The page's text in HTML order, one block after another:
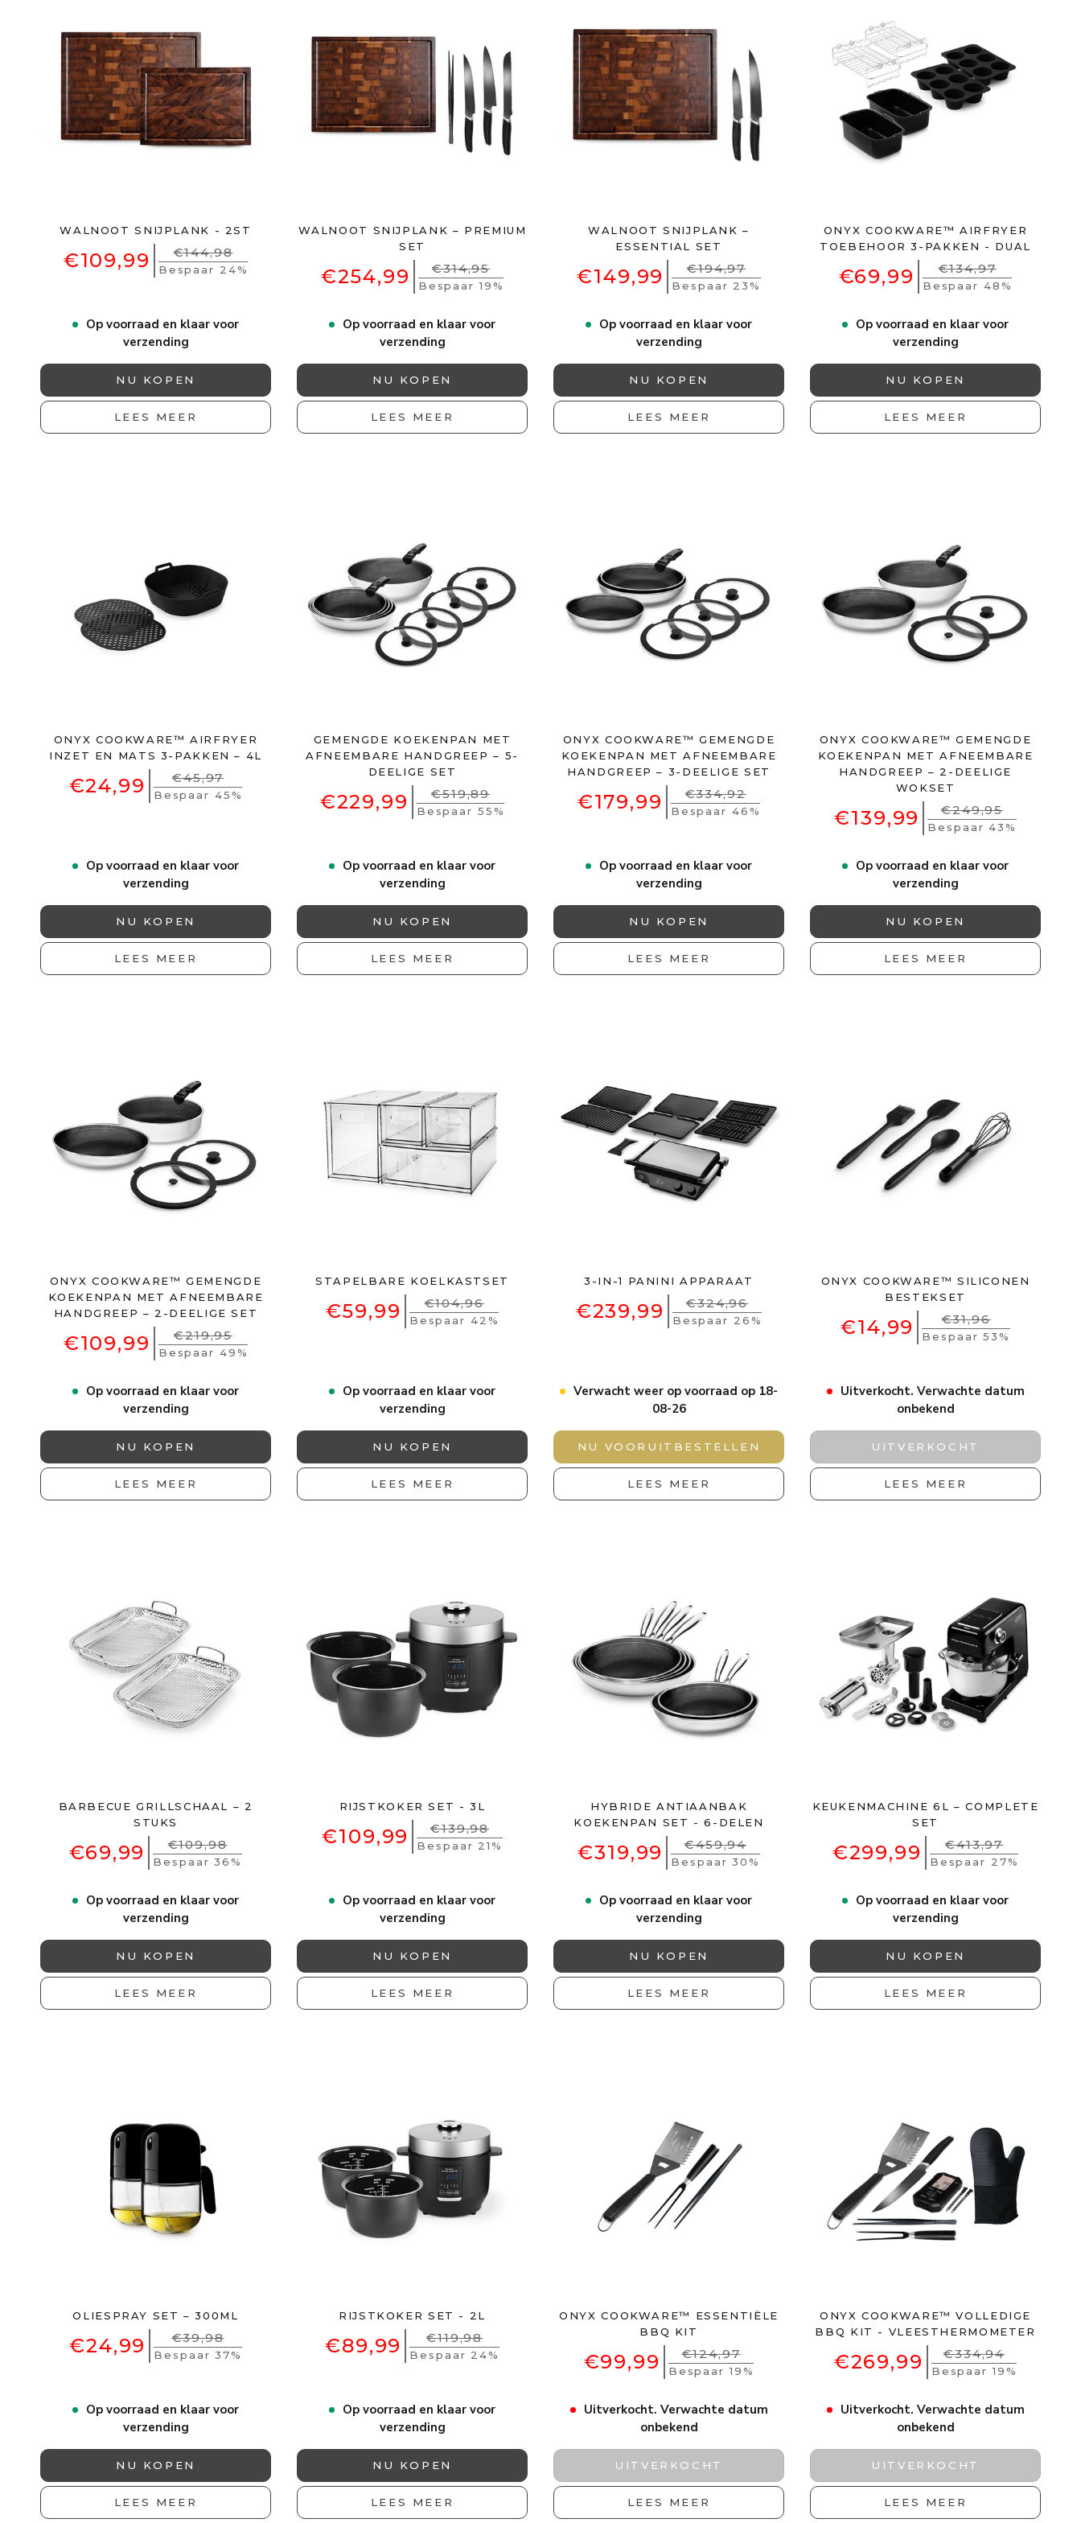
WALNOOT SNIJPLANK - 2ST
€109,99 €144,98
Bespaar 24%
Op voorraad en klaar voor
verzending
NU KOPEN
LEES MEER
WALNOOT SNIJPLANK – PREMIUM
SET
€254,99 €314,95
Bespaar 19%
Op voorraad en klaar voor
verzending
NU KOPEN
LEES MEER
WALNOOT SNIJPLANK –
ESSENTIAL SET
€149,99 €194,97
Bespaar 23%
Op voorraad en klaar voor
verzending
NU KOPEN
LEES MEER
ONYX COOKWARE™ AIRFRYER
TOEBEHOOR 3-PAKKEN - DUAL
€69,99 €134,97
Bespaar 48%
Op voorraad en klaar voor
verzending
NU KOPEN
LEES MEER
ONYX COOKWARE™ AIRFRYER
INZET EN MATS 3-PAKKEN – 4L
€24,99 €45,97
Bespaar 45%
Op voorraad en klaar voor
verzending
NU KOPEN
LEES MEER
GEMENGDE KOEKENPAN MET
AFNEEMBARE HANDGREEP – 5-
DEELIGE SET
€229,99 €519,89
Bespaar 55%
Op voorraad en klaar voor
verzending
NU KOPEN
LEES MEER
ONYX COOKWARE™ GEMENGDE
KOEKENPAN MET AFNEEMBARE
HANDGREEP – 3-DEELIGE SET
€179,99 €334,92
Bespaar 46%
Op voorraad en klaar voor
verzending
NU KOPEN
LEES MEER
ONYX COOKWARE™ GEMENGDE
KOEKENPAN MET AFNEEMBARE
HANDGREEP – 2-DEELIGE
WOKSET
€139,99 €249,95
Bespaar 43%
Op voorraad en klaar voor
verzending
NU KOPEN
LEES MEER
ONYX COOKWARE™ GEMENGDE
KOEKENPAN MET AFNEEMBARE
HANDGREEP – 2-DEELIGE SET
€109,99 €219,95
Bespaar 49%
Op voorraad en klaar voor
verzending
NU KOPEN
LEES MEER
STAPELBARE KOELKASTSET
€59,99 €104,96
Bespaar 42%
Op voorraad en klaar voor
verzending
NU KOPEN
LEES MEER
3-IN-1 PANINI APPARAAT
€239,99 €324,96
Bespaar 26%
Verwacht weer op voorraad op 18-
08-26
NU VOORUITBESTELLEN
LEES MEER
ONYX COOKWARE™ SILICONEN
BESTEKSET
€14,99 €31,96
Bespaar 53%
Uitverkocht. Verwachte datum
onbekend
UITVERKOCHT
LEES MEER
BARBECUE GRILLSCHAAL – 2
STUKS
€69,99 €109,98
Bespaar 36%
Op voorraad en klaar voor
verzending
NU KOPEN
LEES MEER
RIJSTKOKER SET - 3L
€109,99 €139,98
Bespaar 21%
Op voorraad en klaar voor
verzending
NU KOPEN
LEES MEER
HYBRIDE ANTIAANBAK
KOEKENPAN SET - 6-DELEN
€319,99 €459,94
Bespaar 30%
Op voorraad en klaar voor
verzending
NU KOPEN
LEES MEER
KEUKENMACHINE 6L – COMPLETE
SET
€299,99 €413,97
Bespaar 27%
Op voorraad en klaar voor
verzending
NU KOPEN
LEES MEER
OLIESPRAY SET – 300ML
€24,99 €39,98
Bespaar 37%
Op voorraad en klaar voor
verzending
NU KOPEN
LEES MEER
RIJSTKOKER SET - 2L
€89,99 €119,98
Bespaar 24%
Op voorraad en klaar voor
verzending
NU KOPEN
LEES MEER
ONYX COOKWARE™ ESSENTIËLE
BBQ KIT
€99,99 €124,97
Bespaar 19%
Uitverkocht. Verwachte datum
onbekend
UITVERKOCHT
LEES MEER
ONYX COOKWARE™ VOLLEDIGE
BBQ KIT - VLEESTHERMOMETER
€269,99 €334,94
Bespaar 19%
Uitverkocht. Verwachte datum
onbekend
UITVERKOCHT
LEES MEER
(PRIJSWAARDE: € 389,94)
ZOMER
ACTIE
Win een complete ZERO-pannensetvoor zomerse
diners en de makkelijke dagen na de vakantie.
De winnaar wordt op 31 augustus
bekendgemaakt.
voornaam
DOE MEE AAN DE ACTIE
Je schrijft je in voor onze nieuwsbrief en geeft toestemming voor marketing
via e-mail en sociale media. Je kunt je toestemming op elk moment
intrekken. Lees meer in ons
privacybeleid